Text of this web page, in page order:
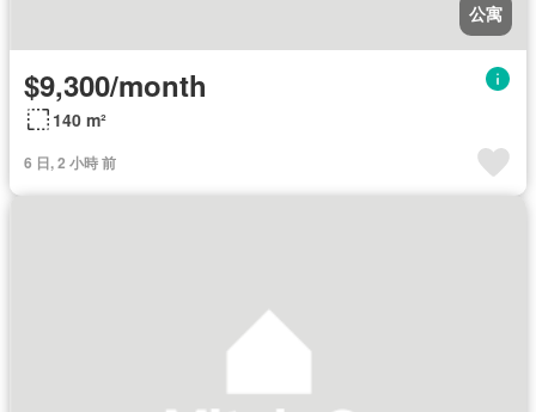
公寓
$9,300/month
140 m²
6 日, 2 小時 前